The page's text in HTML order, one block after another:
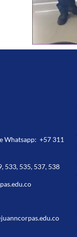
Whatsapp:+57 311
533, 535, 537, 538